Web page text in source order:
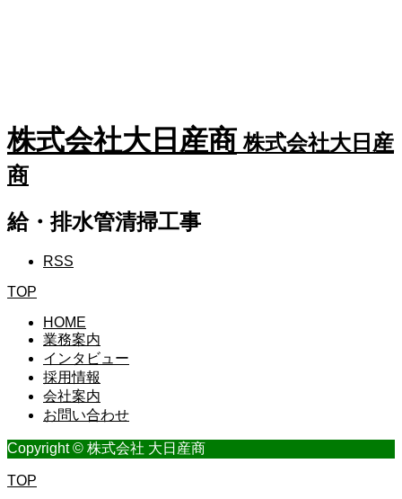
株式会社大日産商 株式会社大日産
商
給・排水管清掃工事
RSS
TOP
HOME
業務案内
インタビュー
採用情報
会社案内
お問い合わせ
Copyright © 株式会社 大日産商
TOP